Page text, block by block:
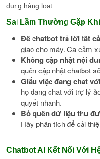
dung hàng loạt.
Sai Lầm Thường Gặp
Để chatbot trả lời tất cả
giao cho máy. Ca cảm
Không cập nhật nội
quên cập nhật chatbot
Giấu việc đang chat
họ đang chat với trợ lý
quyết nhanh.
Bỏ quên dữ liệu thu
Hãy phân tích để cải
Chatbot AI Kết Nối Với